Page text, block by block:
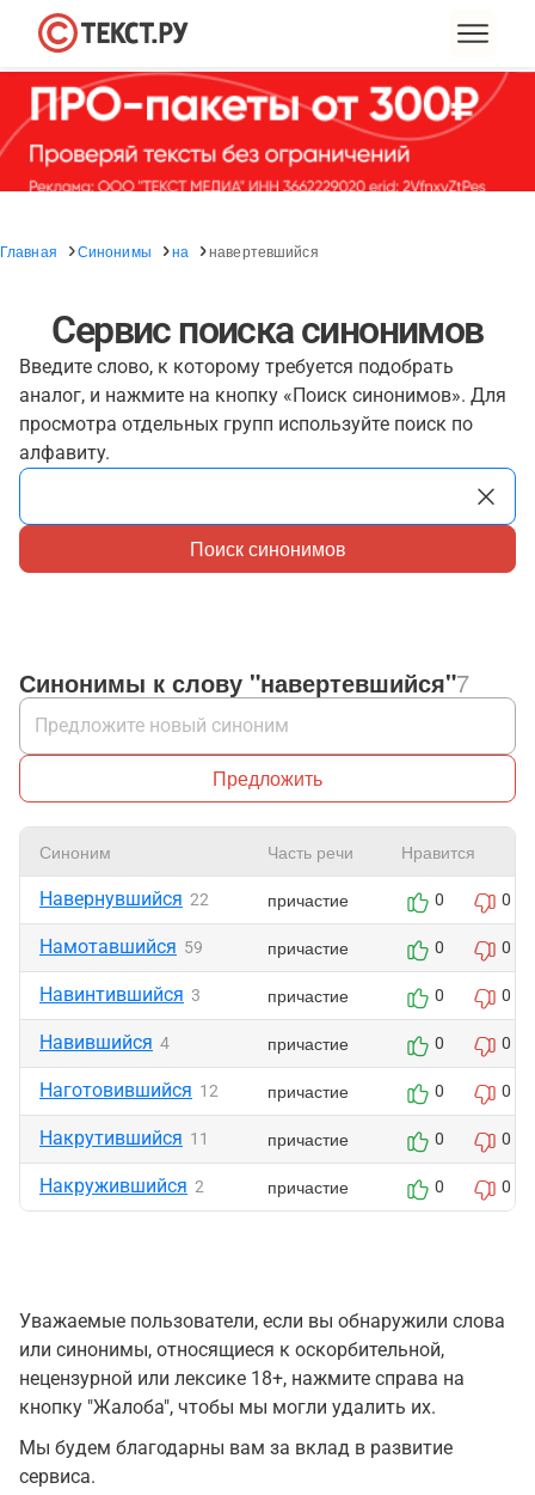
Главная Синонимы на навертевшийся
Сервис поиска синонимов
Введите слово, к которому требуется подобрать
аналог, и нажмите на кнопку «Поиск синонимов». Для
просмотра отдельных групп используйте поиск по
алфавиту.
Поиск синонимов
Синонимы к слову "навертевшийся"7
Предложить
Синоним Часть речи Нравится
Навернувшийся 22 причастие 0 0
Намотавшийся 59 причастие 0 0
Навинтившийся 3 причастие 0 0
Навившийся 4 причастие 0 0
Наготовившийся 12 причастие 0 0
Накрутившийся 11 причастие 0 0
Накружившийся 2 причастие 0 0
Уважаемые пользователи, если вы обнаружили слова
или синонимы, относящиеся к оскорбительной,
нецензурной или лексике 18+, нажмите справа на
кнопку "Жалоба", чтобы мы могли удалить их.
Мы будем благодарны вам за вклад в развитие
сервиса.